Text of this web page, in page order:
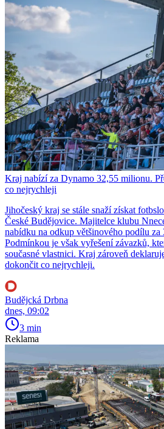
Kraj nabízí za Dynamo 32,55 milionu.
co nejrychleji
Jihočeský kraj se stále snaží získat
České Budějovice. Majitelce klubu
nabídku na odkup většinového podílu
Podmínkou je však vyřešení závazků,
současné vlastnici. Kraj zároveň
dokončit co nejrychleji.
Budějcká Drbna
dnes, 09:02
3 min
Reklama